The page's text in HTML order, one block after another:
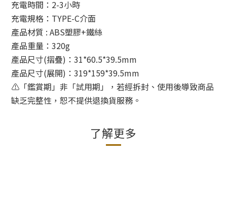
充電時間：2-3小時
充電規格：TYPE-C介面
產品材質 : ABS塑膠+鐵絲
產品重量：320g
產品尺寸(摺疊)：31*60.5*39.5mm
產品尺寸(展開)：319*159*39.5mm
⚠️「鑑賞期」非「試用期」，若經拆封、使用後導致商品
缺乏完整性，恕不提供退換貨服務。
了解更多